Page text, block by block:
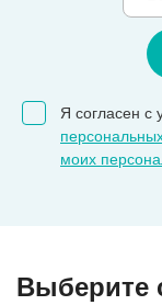
Я согласен с
моих
Выберите